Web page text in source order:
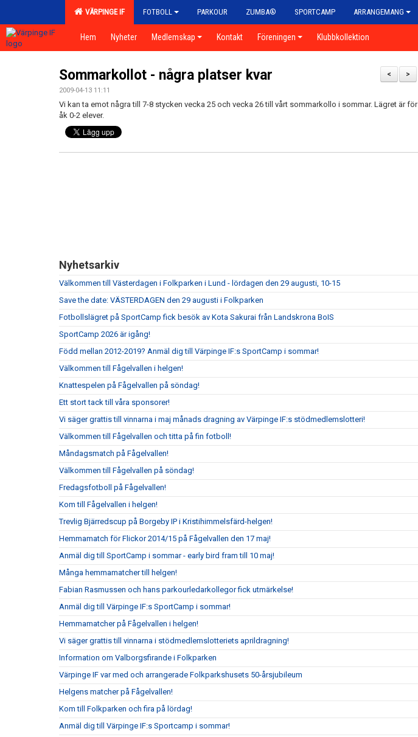
VÄRPINGE IF FOTBOLL PARKOUR ZUMBA® SPORTCAMP ARRANGEMANG
Hem Nyheter Medlemskap Kontakt Föreningen Klubbkollektion
>
<
Sommarkollot - några platser kvar
2009-04-13 11:11
Vi kan ta emot några till 7-8 stycken vecka 25 och vecka 26 till vårt sommarkollo i sommar. Lägret är för
åk 0-2 elever.
Nyhetsarkiv
Välkommen till Västerdagen i Folkparken i Lund - lördagen den 29 augusti, 10-15
Save the date: VÄSTERDAGEN den 29 augusti i Folkparken
Fotbollslägret på SportCamp fick besök av Kota Sakurai från Landskrona BoIS
SportCamp 2026 är igång!
Född mellan 2012-2019? Anmäl dig till Värpinge IF:s SportCamp i sommar!
Välkommen till Fågelvallen i helgen!
Knattespelen på Fågelvallen på söndag!
Ett stort tack till våra sponsorer!
Vi säger grattis till vinnarna i maj månads dragning av Värpinge IF:s stödmedlemslotteri!
Välkommen till Fågelvallen och titta på fin fotboll!
Måndagsmatch på Fågelvallen!
Välkommen till Fågelvallen på söndag!
Fredagsfotboll på Fågelvallen!
Kom till Fågelvallen i helgen!
Trevlig Bjärredscup på Borgeby IP i Kristihimmelsfärd-helgen!
Hemmamatch för Flickor 2014/15 på Fågelvallen den 17 maj!
Anmäl dig till SportCamp i sommar - early bird fram till 10 maj!
Många hemmamatcher till helgen!
Fabian Rasmussen och hans parkourledarkollegor fick utmärkelse!
Anmäl dig till Värpinge IF:s SportCamp i sommar!
Hemmamatcher på Fågelvallen i helgen!
Vi säger grattis till vinnarna i stödmedlemslotteriets aprildragning!
Information om Valborgsfirande i Folkparken
Värpinge IF var med och arrangerade Folkparkshusets 50-årsjubileum
Helgens matcher på Fågelvallen!
Kom till Folkparken och fira på lördag!
Anmäl dig till Värpinge IF:s Sportcamp i sommar!